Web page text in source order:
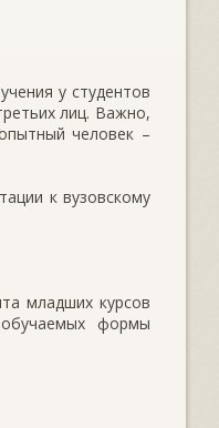
у студентов
лиц. Важно,
человек –
к вузовскому
младших курсов
формы